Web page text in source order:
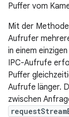
Puffer vom
Mit der Methode
Aufrufer
in einem
IPC-Aufrufe
Puffer
Aufrufe länger.
zwischen